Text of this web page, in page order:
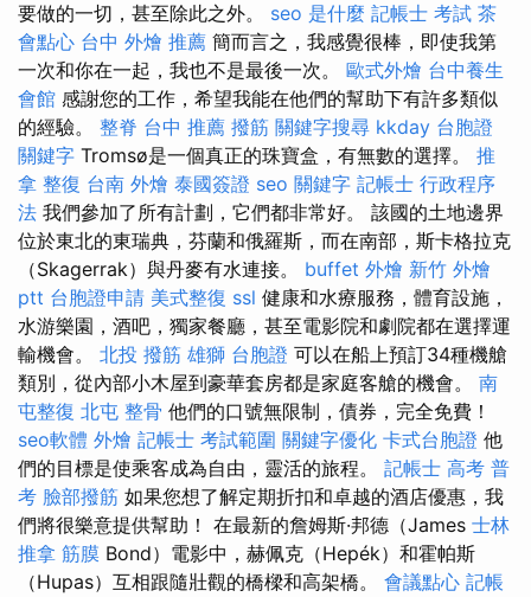
要做的一切，甚至除此之外。 seo 是什麼 記帳士 考試 茶
會點心 台中 外燴 推薦 簡而言之，我感覺很棒，即使我第
一次和你在一起，我也不是最後一次。 歐式外燴 台中養生
會館 感謝您的工作，希望我能在他們的幫助下有許多類似
的經驗。 整脊 台中 推薦 撥筋 關鍵字搜尋 kkday 台胞證
關鍵字 Tromsø是一個真正的珠寶盒，有無數的選擇。 推
拿 整復 台南 外燴 泰國簽證 seo 關鍵字 記帳士 行政程序
法 我們參加了所有計劃，它們都非常好。 該國的土地邊界
位於東北的東瑞典，芬蘭和俄羅斯，而在南部，斯卡格拉克
（Skagerrak）與丹麥有水連接。 buffet 外燴 新竹 外燴
ptt 台胞證申請 美式整復 ssl 健康和水療服務，體育設施，
水游樂園，酒吧，獨家餐廳，甚至電影院和劇院都在選擇運
輸機會。 北投 撥筋 雄獅 台胞證 可以在船上預訂34種機艙
類別，從內部小木屋到豪華套房都是家庭客艙的機會。 南
屯整復 北屯 整骨 他們的口號無限制，債券，完全免費！
seo軟體 外燴 記帳士 考試範圍 關鍵字優化 卡式台胞證 他
們的目標是使乘客成為自由，靈活的旅程。 記帳士 高考 普
考 臉部撥筋 如果您想了解定期折扣和卓越的酒店優惠，我
們將很樂意提供幫助！ 在最新的詹姆斯·邦德（James 士林
推拿 筋膜 Bond）電影中，赫佩克（Hepék）和霍帕斯
（Hupas）互相跟隨壯觀的橋樑和高架橋。 會議點心 記帳